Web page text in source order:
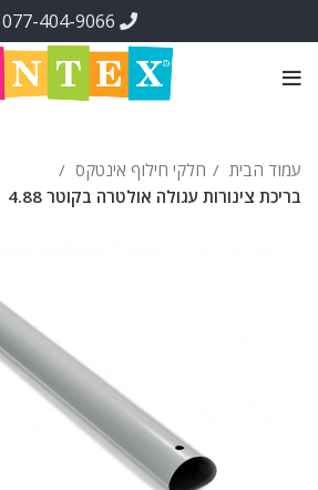
עמוד הבית
חלקי חילוף אינטקס
בריכת צינורות עגולה אולטרה בקוטר 4.88